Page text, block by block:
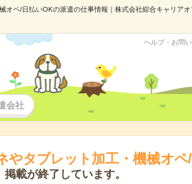
オペ/日払いOKの派遣の仕事情報｜株式会社綜合キャリア
ヘルプ・お問
会社
やタブレット加工・機械オ
載が終了しています。